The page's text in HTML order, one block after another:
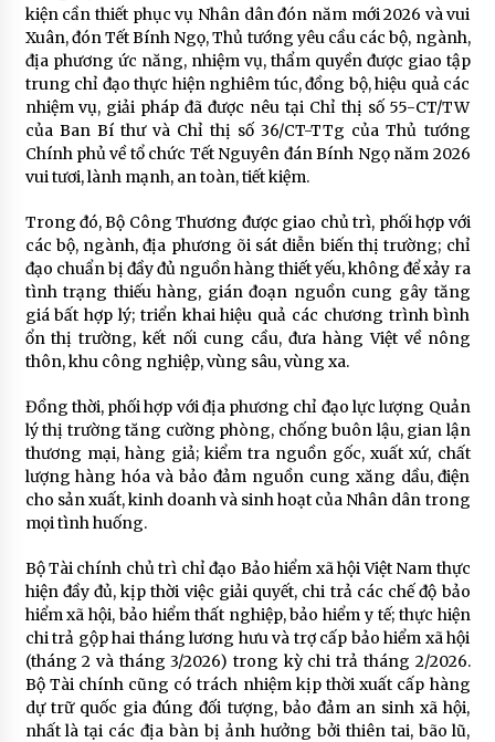
kiện cần thiết phục vụ Nhân dân đón năm mới 2026 và vui
Xuân, đón Tết Bính Ngọ, Thủ tướng yêu cầu các bộ, ngành,
địa phương ức năng, nhiệm vụ, thẩm quyền được giao tập
trung chỉ đạo thực hiện nghiêm túc, đồng bộ, hiệu quả các
nhiệm vụ, giải pháp đã được nêu tại Chỉ thị số 55-CT/TW
của Ban Bí thư và Chỉ thị số 36/CT-TTg của Thủ tướng
Chính phủ về tổ chức Tết Nguyên đán Bính Ngọ năm 2026
vui tươi, lành mạnh, an toàn, tiết kiệm.
Trong đó, Bộ Công Thương được giao chủ trì, phối hợp với
các bộ, ngành, địa phương õi sát diễn biến thị trường; chỉ
đạo chuẩn bị đầy đủ nguồn hàng thiết yếu, không để xảy ra
tình trạng thiếu hàng, gián đoạn nguồn cung gây tăng
giá bất hợp lý; triển khai hiệu quả các chương trình bình
ổn thị trường, kết nối cung cầu, đưa hàng Việt về nông
thôn, khu công nghiệp, vùng sâu, vùng xa.
Đồng thời, phối hợp với địa phương chỉ đạo lực lượng Quản
lý thị trường tăng cường phòng, chống buôn lậu, gian lận
thương mại, hàng giả; kiểm tra nguồn gốc, xuất xứ, chất
lượng hàng hóa và bảo đảm nguồn cung xăng dầu, điện
cho sản xuất, kinh doanh và sinh hoạt của Nhân dân trong
mọi tình huống.
Bộ Tài chính chủ trì chỉ đạo Bảo hiểm xã hội Việt Nam thực
hiện đầy đủ, kịp thời việc giải quyết, chi trả các chế độ bảo
hiểm xã hội, bảo hiểm thất nghiệp, bảo hiểm y tế; thực hiện
chi trả gộp hai tháng lương hưu và trợ cấp bảo hiểm xã hội
(tháng 2 và tháng 3/2026) trong kỳ chi trả tháng 2/2026.
Bộ Tài chính cũng có trách nhiệm kịp thời xuất cấp hàng
dự trữ quốc gia đúng đối tượng, bảo đảm an sinh xã hội,
nhất là tại các địa bàn bị ảnh hưởng bởi thiên tai, bão lũ,